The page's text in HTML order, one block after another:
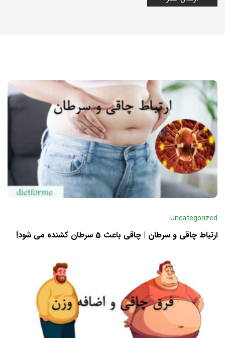
Uncategorized
ارتباط چاقی و سرطان | چاقی باعث 5 سرطان کشنده می شود!